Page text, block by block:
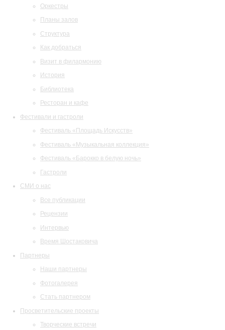
Оркестры
Планы залов
Структура
Как добраться
Визит в филармонию
История
Библиотека
Ресторан и кафе
Фестивали и гастроли
Фестиваль «Площадь Искусств»
Фестиваль «Музыкальная коллекция»
Фестиваль «Барокко в белую ночь»
Гастроли
СМИ о нас
Все публикации
Рецензии
Интервью
Время Шостаковича
Партнеры
Наши партнеры
Фотогалерея
Стать партнером
Просветительские проекты
Творческие встречи